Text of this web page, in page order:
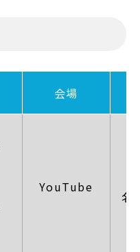
会場
YouTube
名